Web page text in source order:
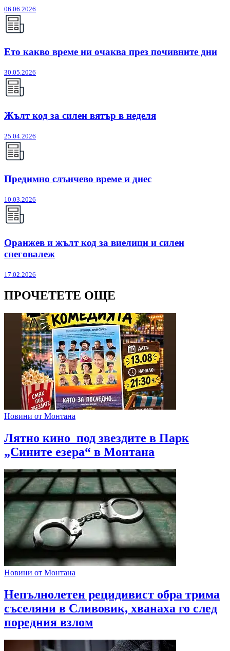
06.06.2026
Ето какво време ни очаква през почивните дни
30.05.2026
Жълт код за силен вятър в неделя
25.04.2026
Предимно слънчево време и днес
10.03.2026
Оранжев и жълт код за виелици и силен
снеговалеж
17.02.2026
ПРОЧЕТЕТЕ ОЩЕ
Новини от Монтана
Лятно кино под звездите в Парк
„Сините езера“ в Монтана
Новини от Монтана
Непълнолетен рецидивист обра трима
съселяни в Сливовик, хванаха го след
поредния взлом